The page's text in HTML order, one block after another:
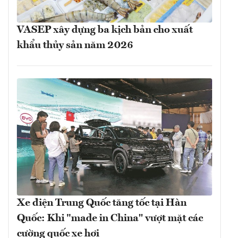
VASEP xây dựng ba kịch bản cho xuất
khẩu thủy sản năm 2026
Xe điện Trung Quốc tăng tốc tại Hàn
Quốc: Khi "made in China" vượt mặt các
cường quốc xe hơi